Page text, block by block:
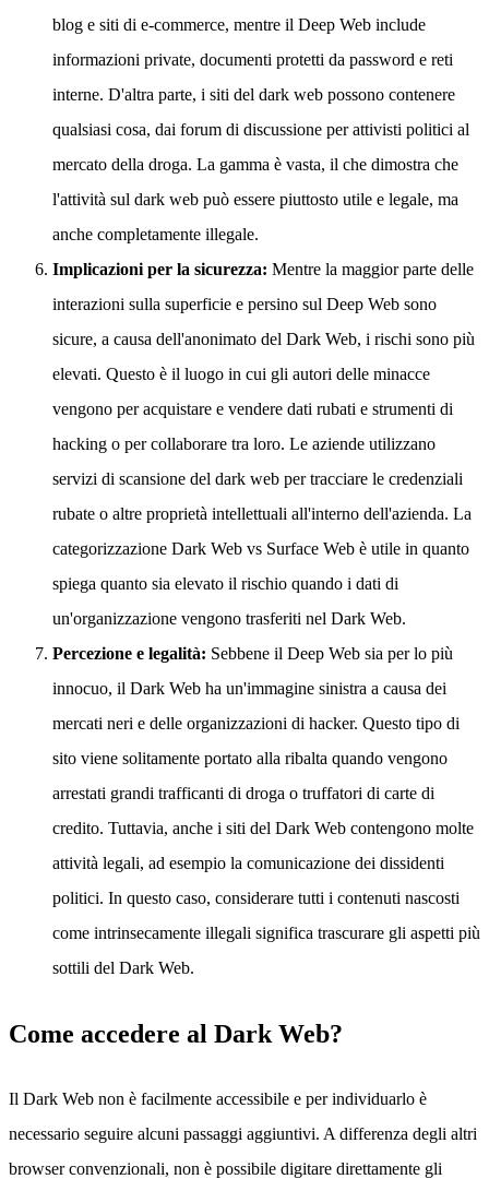
blog e siti di e-commerce, mentre il Deep Web include
informazioni private, documenti protetti da password e reti
interne. D'altra parte, i siti del dark web possono contenere
qualsiasi cosa, dai forum di discussione per attivisti politici al
mercato della droga. La gamma è vasta, il che dimostra che
l'attività sul dark web può essere piuttosto utile e legale, ma
anche completamente illegale.
Implicazioni per la sicurezza: Mentre la maggior parte delle
interazioni sulla superficie e persino sul Deep Web sono
sicure, a causa dell'anonimato del Dark Web, i rischi sono più
elevati. Questo è il luogo in cui gli autori delle minacce
vengono per acquistare e vendere dati rubati e strumenti di
hacking o per collaborare tra loro. Le aziende utilizzano
servizi di scansione del dark web per tracciare le credenziali
rubate o altre proprietà intellettuali all'interno dell'azienda. La
categorizzazione Dark Web vs Surface Web è utile in quanto
spiega quanto sia elevato il rischio quando i dati di
un'organizzazione vengono trasferiti nel Dark Web.
Percezione e legalità: Sebbene il Deep Web sia per lo più
innocuo, il Dark Web ha un'immagine sinistra a causa dei
mercati neri e delle organizzazioni di hacker. Questo tipo di
sito viene solitamente portato alla ribalta quando vengono
arrestati grandi trafficanti di droga o truffatori di carte di
credito. Tuttavia, anche i siti del Dark Web contengono molte
attività legali, ad esempio la comunicazione dei dissidenti
politici. In questo caso, considerare tutti i contenuti nascosti
come intrinsecamente illegali significa trascurare gli aspetti più
sottili del Dark Web.
Come accedere al Dark Web?
Il Dark Web non è facilmente accessibile e per individuarlo è
necessario seguire alcuni passaggi aggiuntivi. A differenza degli altri
browser convenzionali, non è possibile digitare direttamente gli